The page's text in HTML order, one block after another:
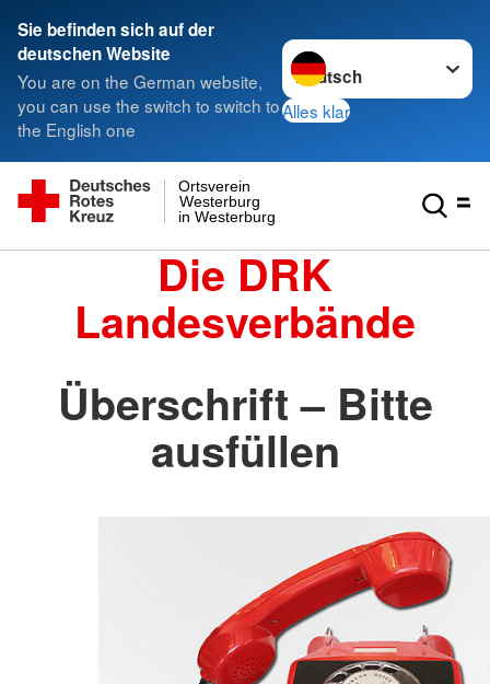
Sie befinden sich auf der
deutschen Website
You are on the German website,
you can use the switch to switch to
the English one
Sprache wechseln zu
Alles klar
in Westerburg
Westerburg
Ortsverein
Die DRK
Landesverbände
Überschrift – Bitte
ausfüllen